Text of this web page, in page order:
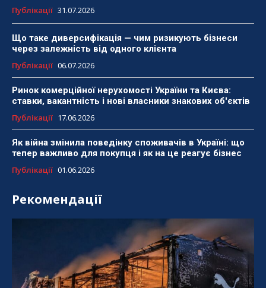
Публікації 31.07.2026
Що таке диверсифікація — чим ризикують бізнеси
через залежність від одного клієнта
Публікації 06.07.2026
Ринок комерційної нерухомості України та Києва:
ставки, вакантність і нові власники знакових об'єктів
Публікації 17.06.2026
Як війна змінила поведінку споживачів в Україні: що
тепер важливо для покупця і як на це реагує бізнес
Публікації 01.06.2026
Рекомендації